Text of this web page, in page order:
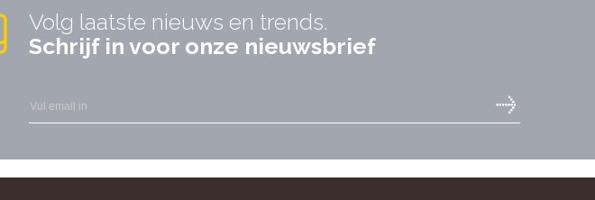
Volg laatste nieuws en trends.
Schrijf in voor onze nieuwsbrief